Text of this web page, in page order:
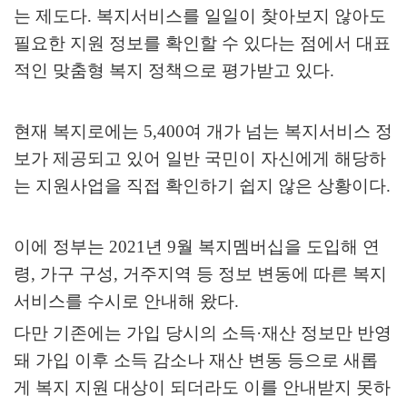
는 제도다. 복지서비스를 일일이 찾아보지 않아도
필요한 지원 정보를 확인할 수 있다는 점에서 대표
적인 맞춤형 복지 정책으로 평가받고 있다.
현재 복지로에는 5,400여 개가 넘는 복지서비스 정
보가 제공되고 있어 일반 국민이 자신에게 해당하
는 지원사업을 직접 확인하기 쉽지 않은 상황이다.
이에 정부는 2021 년 9월 복지멤버십을 도입해 연
령, 가구 구성, 거주지역 등 정보 변동에 따른 복지
서비스를 수시로 안내해 왔다.
다만 기존에는 가입 당시의 소득·재산 정보만 반영
돼 가입 이후 소득 감소나 재산 변동 등으로 새롭
게 복지 지원 대상이 되더라도 이를 안내받지 못하